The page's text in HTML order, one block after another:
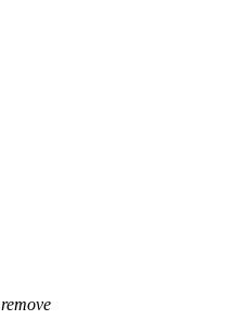
remove